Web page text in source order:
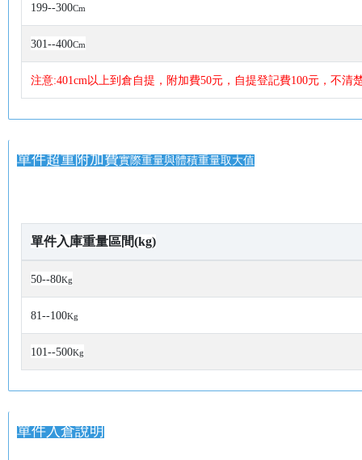
199--300Cm
301--400Cm
注意:401cm以上到倉自提，附加費50元，自提登記費100元，不清
單件超重附加費實際重量與體積重量取大值
單件入庫重量區間(kg)
50--80Kg
81--100Kg
101--500Kg
單件入倉說明